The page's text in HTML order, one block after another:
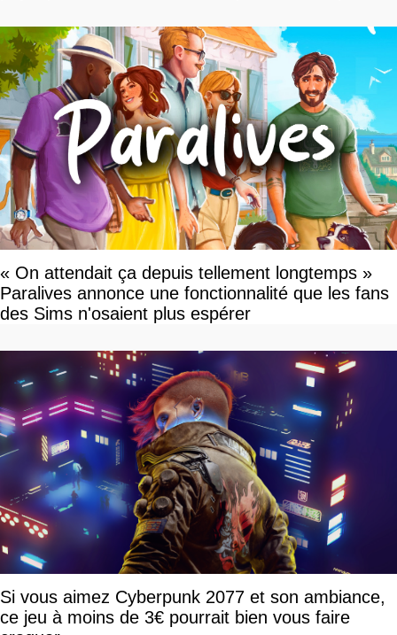
« On attendait ça depuis tellement longtemps »
Paralives annonce une fonctionnalité que les fans
des Sims n'osaient plus espérer
Si vous aimez Cyberpunk 2077 et son ambiance,
ce jeu à moins de 3€ pourrait bien vous faire